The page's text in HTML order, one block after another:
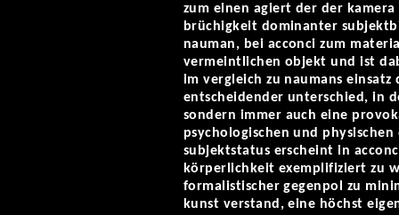
zum einen agiert der der
brüchigkeit dominanter
nauman, bei acconci zum
vermeintlichen objekt und ist
im vergleich zu naumans
entscheidender unterschied, in
sondern immer auch eine
psychologischen und
subjektstatus erscheint in
körperlichkeit exemplifiziert zu
formalistischer gegenpol zu
kunst verstand, eine höchst